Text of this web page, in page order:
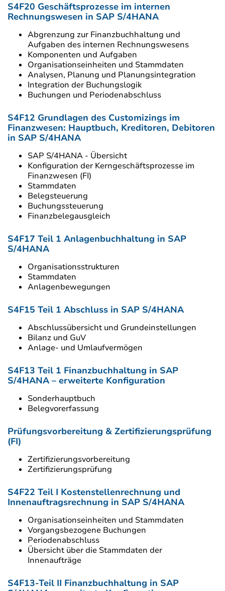
S4F20 Geschäftsprozesse im internen
Rechnungswesen in SAP S/4HANA
Abgrenzung zur Finanzbuchhaltung und
Aufgaben des internen Rechnungswesens
Komponenten und Aufgaben
Organisationseinheiten und Stammdaten
Analysen, Planung und Planungsintegration
Integration der Buchungslogik
Buchungen und Periodenabschluss
S4F12 Grundlagen des Customizings im
Finanzwesen: Hauptbuch, Kreditoren, Debitoren
in SAP S/4HANA
SAP S/4HANA - Übersicht
Konfiguration der Kerngeschäftsprozesse im
Finanzwesen (FI)
Stammdaten
Belegsteuerung
Buchungssteuerung
Finanzbelegausgleich
S4F17 Teil 1 Anlagenbuchhaltung in SAP
S/4HANA
Organisationsstrukturen
Stammdaten
Anlagenbewegungen
S4F15 Teil 1 Abschluss in SAP S/4HANA
Abschlussübersicht und Grundeinstellungen
Bilanz und GuV
Anlage- und Umlaufvermögen
S4F13 Teil 1 Finanzbuchhaltung in SAP
S/4HANA – erweiterte Konfiguration
Sonderhauptbuch
Belegvorerfassung
Prüfungsvorbereitung & Zertifizierungsprüfung
(FI)
Zertifizierungsvorbereitung
Zertifizierungsprüfung
S4F22 Teil I Kostenstellenrechnung und
Innenauftragsrechnung in SAP S/4HANA
Organisationseinheiten und Stammdaten
Vorgangsbezogene Buchungen
Periodenabschluss
Übersicht über die Stammdaten der
Innenaufträge
S4F13-Teil II Finanzbuchhaltung in SAP